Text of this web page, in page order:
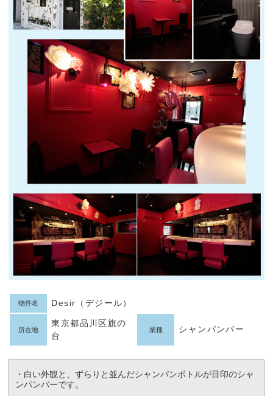
物件名 Desir（デジール）
所在地
東京都品川区旗の
台
業種 シャンパンバー
・白い外観と、ずらりと並んだシャンパンボトルが目印のシャ
ンパンバーです。